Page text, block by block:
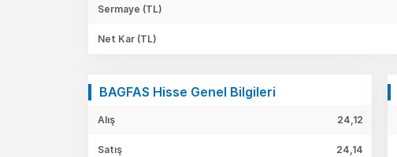
Sermaye (TL)
Net Kar (TL)
BAGFAS Hisse Genel Bilgileri
Alış 24,12
Satış 24,14